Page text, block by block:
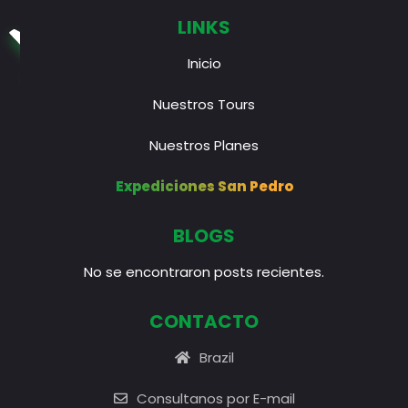
LINKS
Inicio
Nuestros Tours
Nuestros Planes
Expediciones San Pedro
BLOGS
No se encontraron posts recientes.
CONTACTO
Brazil
Consultanos por E-mail